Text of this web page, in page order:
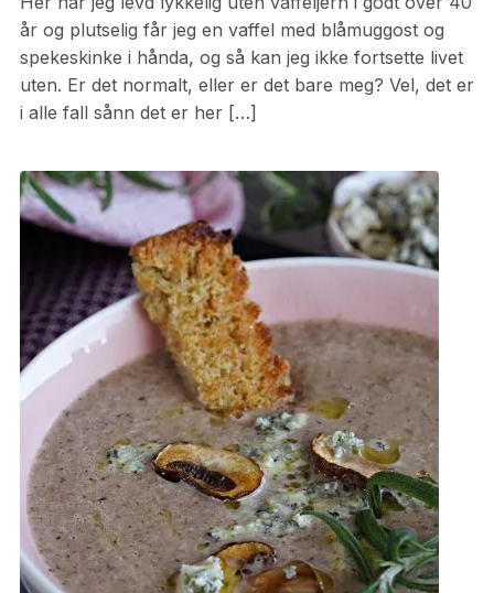
år og plutselig får jeg en vaffel med blåmuggost og
spekeskinke i hånda, og så kan jeg ikke fortsette livet
uten. Er det normalt, eller er det bare meg? Vel, det er
i alle fall sånn det er her […]